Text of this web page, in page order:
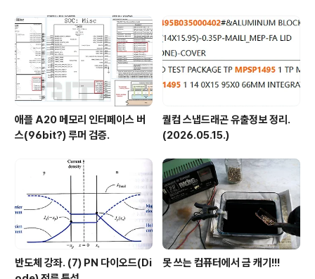
애플 A20 메모리 인터페이스 버
스(96bit?) 루머 검증.
퀄컴 스냅드래곤 유출정보 정리.
(2026.05.15.)
반도체 강좌. (7) PN 다이오드(Di
못 쓰는 컴퓨터에서 금 캐기!!!